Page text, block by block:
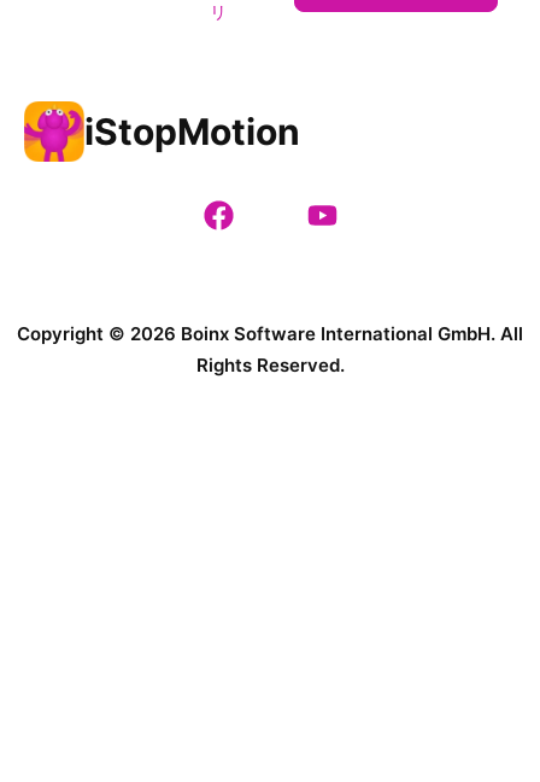
リ
iStopMotion
Copyright © 2026 Boinx Software International GmbH. All
Rights Reserved.